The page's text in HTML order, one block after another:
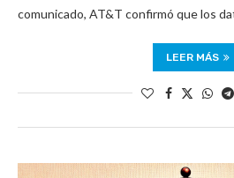
comunicado, AT&T confirmó que los
LEER MÁS